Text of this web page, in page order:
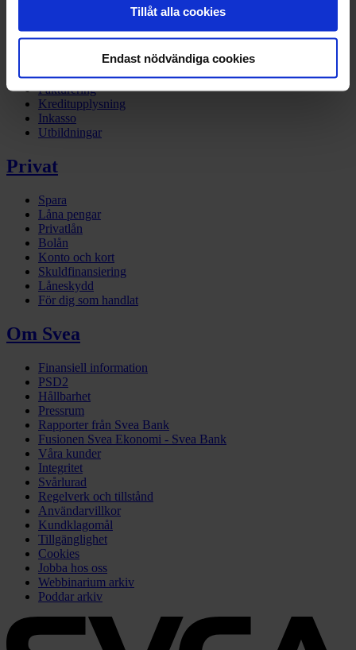
Tillåt alla cookies
Endast nödvändiga cookies
Betallösningar
Företagslån
Fakturering
Kreditupplysning
Inkasso
Utbildningar
Privat
Spara
Låna pengar
Privatlån
Bolån
Konto och kort
Skuldfinansiering
Låneskydd
För dig som handlat
Om Svea
Finansiell information
PSD2
Hållbarhet
Pressrum
Rapporter från Svea Bank
Fusionen Svea Ekonomi - Svea Bank
Våra kunder
Integritet
Svårlurad
Regelverk och tillstånd
Användarvillkor
Kundklagomål
Tillgänglighet
Cookies
Jobba hos oss
Webbinarium arkiv
Poddar arkiv